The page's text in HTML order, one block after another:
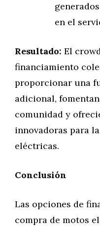
en el
Resultado: El
financiamiento
proporcionar una
adicional,
comunidad y
innovadoras para
eléctricas.
Conclusión
Las opciones de
compra de motos